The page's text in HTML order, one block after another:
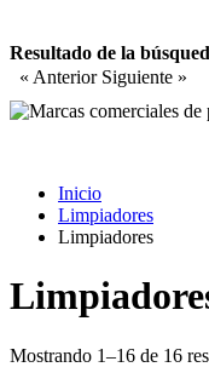
Resultado de la
« Anterior Siguiente »
Inicio
Limpiadores
Limpiadores
Mostrando 1–16 de 16